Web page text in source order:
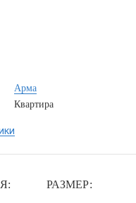
Арма
Квартира
РАЗМЕР: